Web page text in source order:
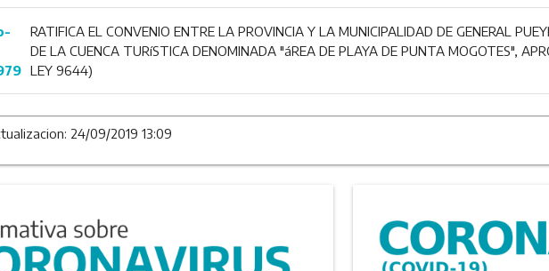
RATIFICA EL CONVENIO ENTRE LA PROVINCIA Y LA MUNICIPALIDAD DE GENERAL
DE LA CUENCA TURíSTICA DENOMINADA "áREA DE PLAYA DE PUNTA MOGOTES",
LEY 9644)
24/09/2019 13:09